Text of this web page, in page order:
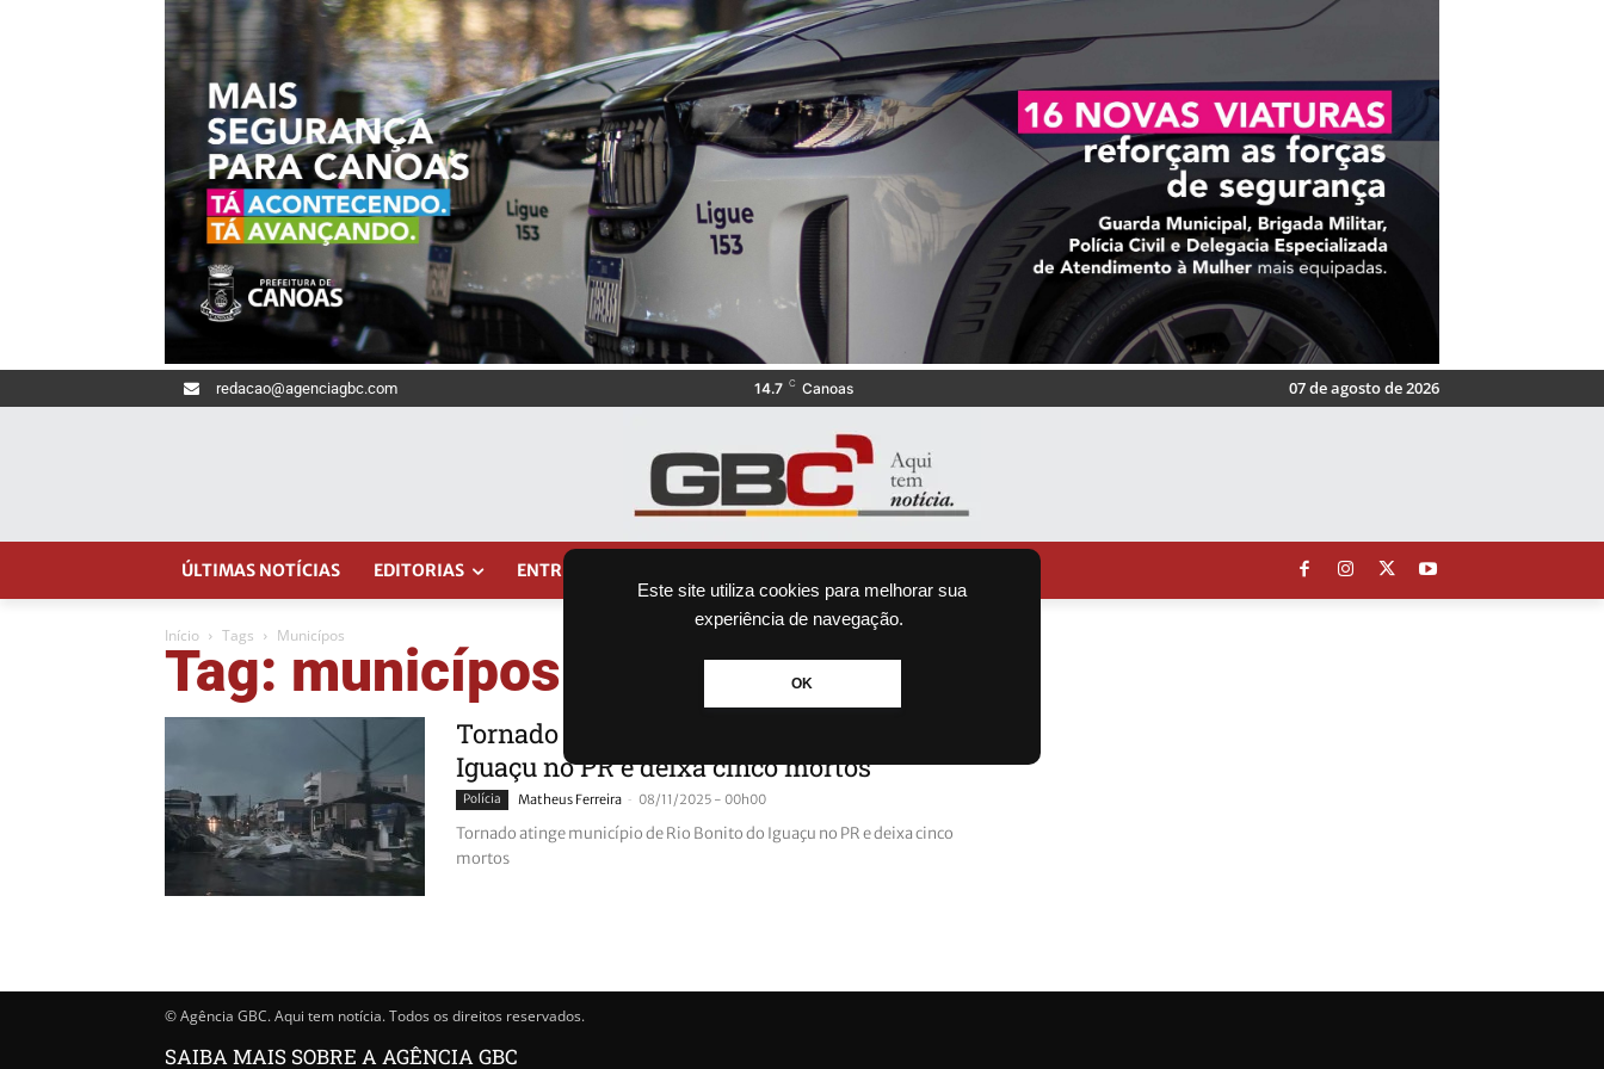
Este site utiliza cookies para melhorar sua
experiência de navegação.
OK
redacao@agenciagbc.com 14.7 C Canoas 07 de agosto de 2026
ÚLTIMAS NOTÍCIAS EDITORIAS ENTRETENIMENTO
Início Tags Municípos
Tag: municípos
Tornado atinge município de Rio Bonito do
Iguaçu no PR e deixa cinco mortos
Polícia Matheus Ferreira - 08/11/2025 - 00h00
Tornado atinge município de Rio Bonito do Iguaçu no PR e deixa cinco
mortos
© Agência GBC. Aqui tem notícia. Todos os direitos reservados.
SAIBA MAIS SOBRE A AGÊNCIA GBC